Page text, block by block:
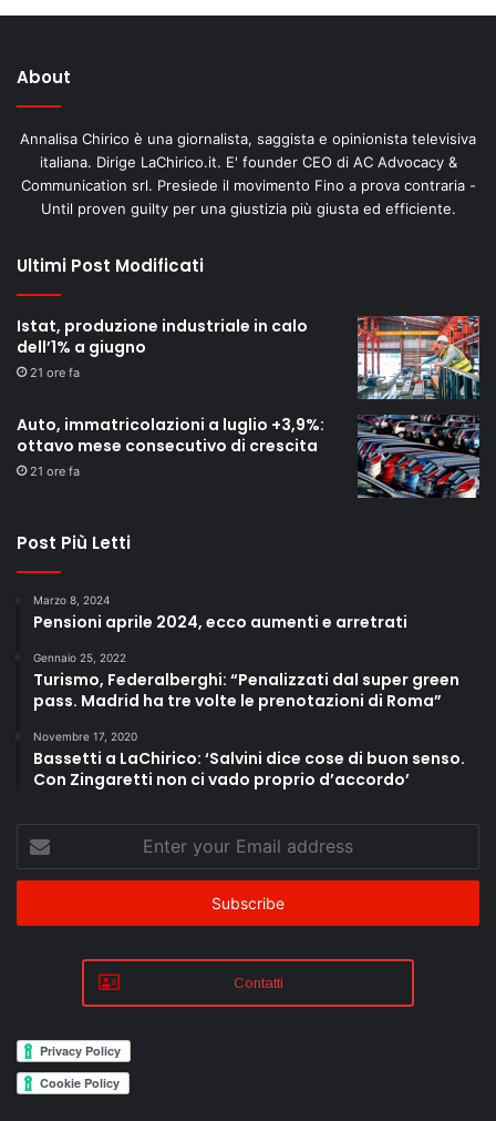
About
Annalisa Chirico è una giornalista, saggista e opinionista televisiva
italiana. Dirige LaChirico.it. E' founder CEO di AC Advocacy &
Communication srl. Presiede il movimento Fino a prova contraria -
Until proven guilty per una giustizia più giusta ed efficiente.
Ultimi Post Modificati
Istat, produzione industriale in calo
dell’1% a giugno
21 ore fa
Auto, immatricolazioni a luglio +3,9%:
ottavo mese consecutivo di crescita
21 ore fa
Post Più Letti
Marzo 8, 2024
Pensioni aprile 2024, ecco aumenti e arretrati
Gennaio 25, 2022
Turismo, Federalberghi: “Penalizzati dal super green
pass. Madrid ha tre volte le prenotazioni di Roma”
Novembre 17, 2020
Bassetti a LaChirico: ‘Salvini dice cose di buon senso.
Con Zingaretti non ci vado proprio d’accordo’
your
Email
Contatti